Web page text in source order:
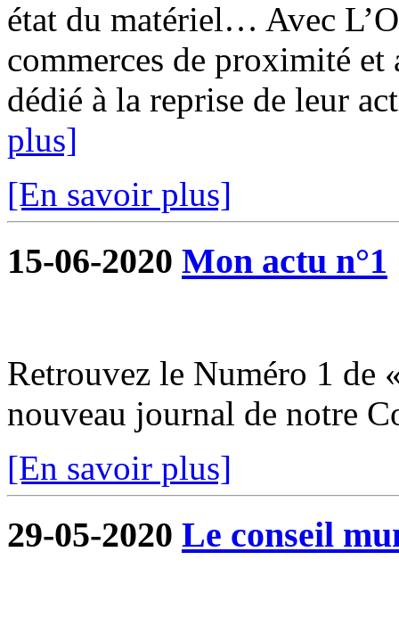
état du matériel… Avec
commerces de proximité
dédié à la reprise de leur
plus]
[En savoir plus]
15-06-2020 Mon actu n°1
Retrouvez le Numéro 1 de
nouveau journal de notre
[En savoir plus]
29-05-2020 Le conseil